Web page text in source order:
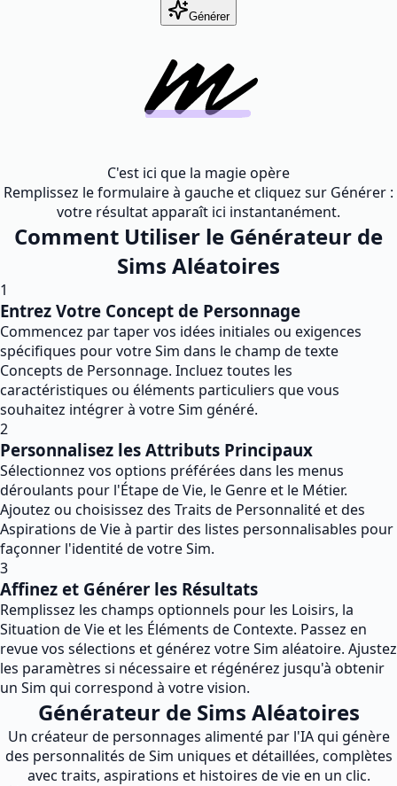
Générer
C'est ici que la magie opère
Remplissez le formulaire à gauche et cliquez sur Générer :
votre résultat apparaît ici instantanément.
Comment Utiliser le Générateur de
Sims Aléatoires
1
Entrez Votre Concept de Personnage
Commencez par taper vos idées initiales ou exigences
spécifiques pour votre Sim dans le champ de texte
Concepts de Personnage. Incluez toutes les
caractéristiques ou éléments particuliers que vous
souhaitez intégrer à votre Sim généré.
2
Personnalisez les Attributs Principaux
Sélectionnez vos options préférées dans les menus
déroulants pour l'Étape de Vie, le Genre et le Métier.
Ajoutez ou choisissez des Traits de Personnalité et des
Aspirations de Vie à partir des listes personnalisables pour
façonner l'identité de votre Sim.
3
Affinez et Générer les Résultats
Remplissez les champs optionnels pour les Loisirs, la
Situation de Vie et les Éléments de Contexte. Passez en
revue vos sélections et générez votre Sim aléatoire. Ajustez
les paramètres si nécessaire et régénérez jusqu'à obtenir
un Sim qui correspond à votre vision.
Générateur de Sims Aléatoires
Un créateur de personnages alimenté par l'IA qui génère
des personnalités de Sim uniques et détaillées, complètes
avec traits, aspirations et histoires de vie en un clic.